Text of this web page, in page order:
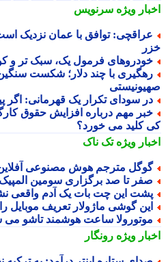
ویژهسرنویس
فرمول یک، سبک تر و
با چند دلار؛ شکست سنگین
سودای تکرار یک قهرمانی: اگر
مهم درباره افزایش حقوق
کلید می خورد؟
ویژهتک ناک
مترجم هوش مصنوعی آفلاین
تا صد برگزاری سومین المپیک
این چت بات یک آدم واقعی
گوشی ماژولار تعریف موبایل را
ساعت هوشمند تاشو می
ویژهرونگار